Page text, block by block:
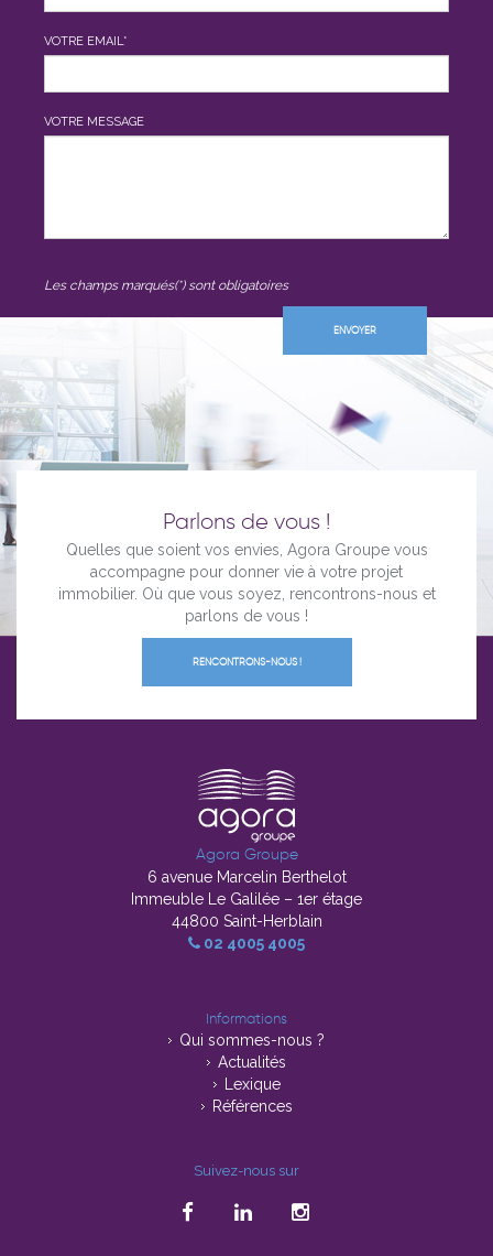
VOTRE EMAIL*
VOTRE MESSAGE
Les champs marqués(*) sont obligatoires
Parlons de vous !
Quelles que soient vos envies, Agora Groupe vous
accompagne pour donner vie à votre projet
immobilier. Où que vous soyez, rencontrons-nous et
parlons de vous !
RENCONTRONS-NOUS !
Agora Groupe
6 avenue Marcelin Berthelot
Immeuble Le Galilée – 1er étage
44800 Saint-Herblain
02 4005 4005
Informations
Qui sommes-nous ?
Actualités
Lexique
Références
Suivez-nous sur